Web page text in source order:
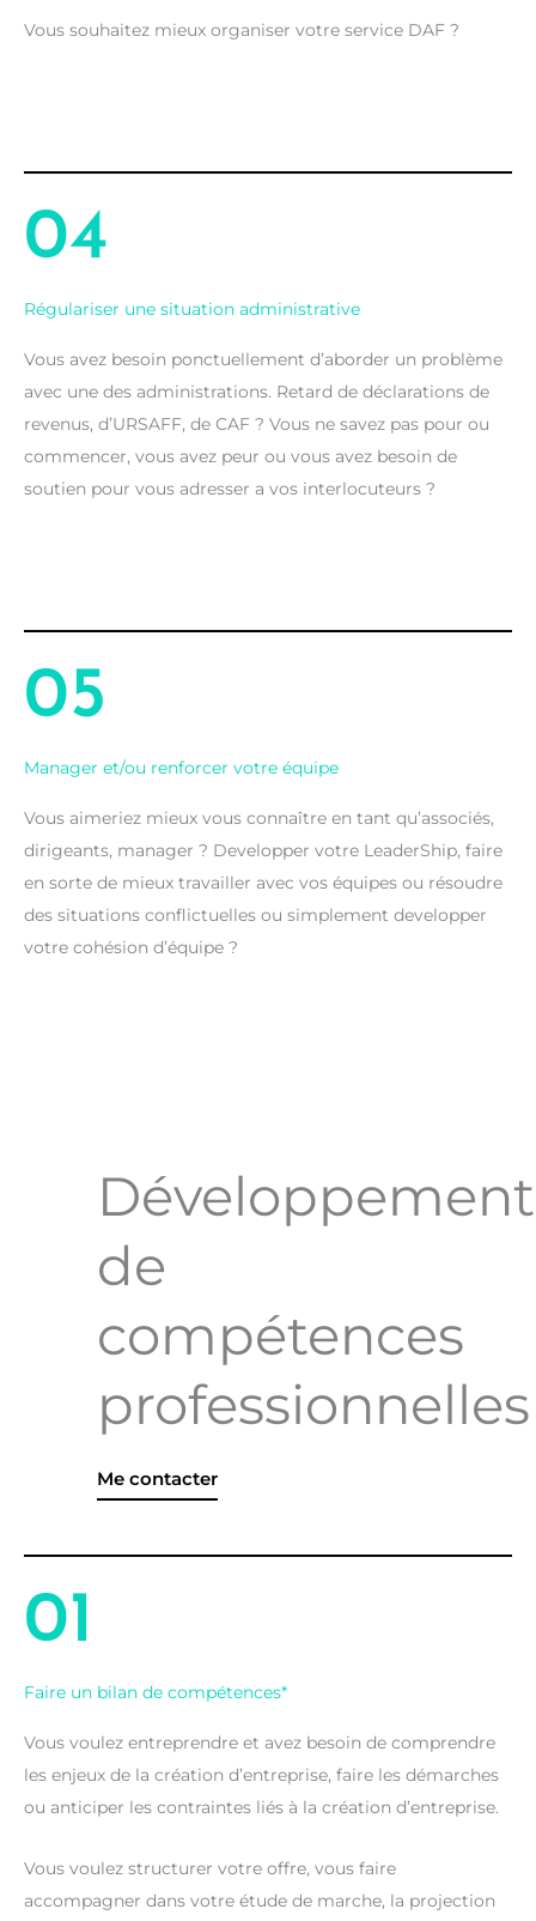
Vous souhaitez mieux organiser votre service DAF ?
04
Régulariser une situation administrative
Vous avez besoin ponctuellement d’aborder un problème
avec une des administrations. Retard de déclarations de
revenus, d’URSAFF, de CAF ? Vous ne savez pas pour ou
commencer, vous avez peur ou vous avez besoin de
soutien pour vous adresser a vos interlocuteurs ?
05
Manager et/ou renforcer votre équipe
Vous aimeriez mieux vous connaître en tant qu’associés,
dirigeants, manager ? Developper votre LeaderShip, faire
en sorte de mieux travailler avec vos équipes ou résoudre
des situations conflictuelles ou simplement developper
votre cohésion d’équipe ?
Développement
de
compétences
professionnelles
Me contacter
01
Faire un bilan de compétences*
Vous voulez entreprendre et avez besoin de comprendre
les enjeux de la création d’entreprise, faire les démarches
ou anticiper les contraintes liés à la création d’entreprise.
Vous voulez structurer votre offre, vous faire
accompagner dans votre étude de marche, la projection